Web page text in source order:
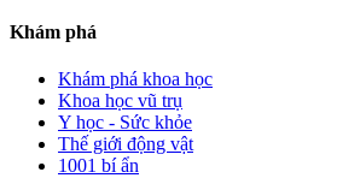
Khám phá
Khám phá khoa học
Khoa học vũ trụ
Y học - Sức khỏe
Thế giới động vật
1001 bí ẩn